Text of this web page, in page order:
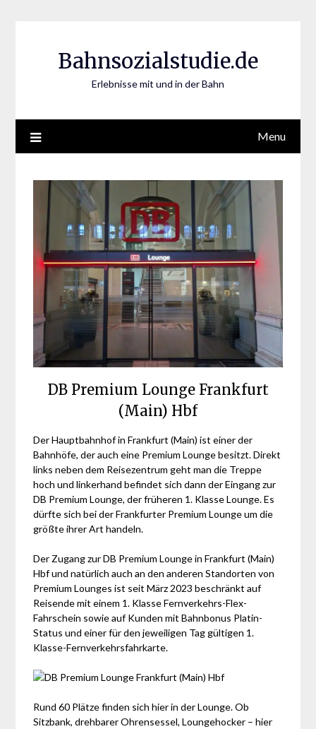
Bahnsozialstudie.de
Erlebnisse mit und in der Bahn
Menu
DB Premium Lounge Frankfurt
(Main) Hbf
Der Hauptbahnhof in Frankfurt (Main) ist einer der
Bahnhöfe, der auch eine Premium Lounge besitzt. Direkt
links neben dem Reisezentrum geht man die Treppe
hoch und linkerhand befindet sich dann der Eingang zur
DB Premium Lounge, der früheren 1. Klasse Lounge. Es
dürfte sich bei der Frankfurter Premium Lounge um die
größte ihrer Art handeln.
Der Zugang zur DB Premium Lounge in Frankfurt (Main)
Hbf und natürlich auch an den anderen Standorten von
Premium Lounges ist seit März 2023 beschränkt auf
Reisende mit einem 1. Klasse Fernverkehrs-Flex-
Fahrschein sowie auf Kunden mit Bahnbonus Platin-
Status und einer für den jeweiligen Tag gültigen 1.
Klasse-Fernverkehrsfahrkarte.
Rund 60 Plätze finden sich hier in der Lounge. Ob
Sitzbank, drehbarer Ohrensessel, Loungehocker – hier